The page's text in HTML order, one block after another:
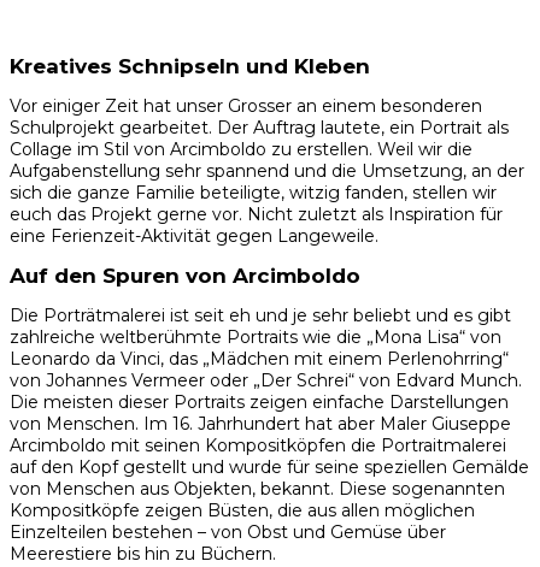
Kreatives Schnipseln und Kleben
Vor einiger Zeit hat unser Grosser an einem besonderen
Schulprojekt gearbeitet. Der Auftrag lautete, ein Portrait als
Collage im Stil von Arcimboldo zu erstellen. Weil wir die
Aufgabenstellung sehr spannend und die Umsetzung, an der
sich die ganze Familie beteiligte, witzig fanden, stellen wir
euch das Projekt gerne vor. Nicht zuletzt als Inspiration für
eine Ferienzeit-Aktivität gegen Langeweile.
Auf den Spuren von Arcimboldo
Die Porträtmalerei ist seit eh und je sehr beliebt und es gibt
zahlreiche weltberühmte Portraits wie die „Mona Lisa“ von
Leonardo da Vinci, das „Mädchen mit einem Perlenohrring“
von Johannes Vermeer oder „Der Schrei“ von Edvard Munch.
Die meisten dieser Portraits zeigen einfache Darstellungen
von Menschen. Im 16. Jahrhundert hat aber Maler Giuseppe
Arcimboldo mit seinen Kompositköpfen die Portraitmalerei
auf den Kopf gestellt und wurde für seine speziellen Gemälde
von Menschen aus Objekten, bekannt. Diese sogenannten
Kompositköpfe zeigen Büsten, die aus allen möglichen
Einzelteilen bestehen – von Obst und Gemüse über
Meerestiere bis hin zu Büchern.